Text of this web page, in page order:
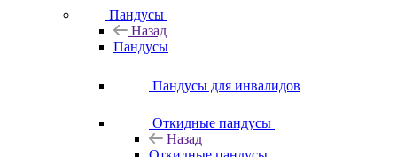
Пандусы
Назад
Пандусы
Пандусы для инвалидов
Откидные пандусы
Назад